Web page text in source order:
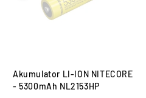
Akumulator LI-ION NITECORE
- 5300mAh NL2153HP